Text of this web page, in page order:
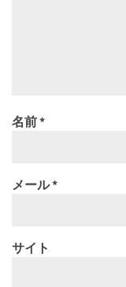
名前*
メール*
サイト